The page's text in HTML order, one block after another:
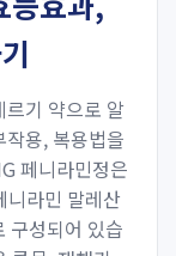
기 약으로 알
용, 복용법을
페니라민정은
니라민 말레산
구성되어 있습